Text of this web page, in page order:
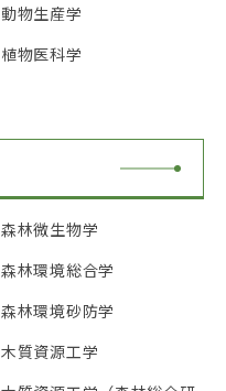
動物生産学
植物医科学
森林微生物学
森林環境総合学
森林環境砂防学
木質資源工学